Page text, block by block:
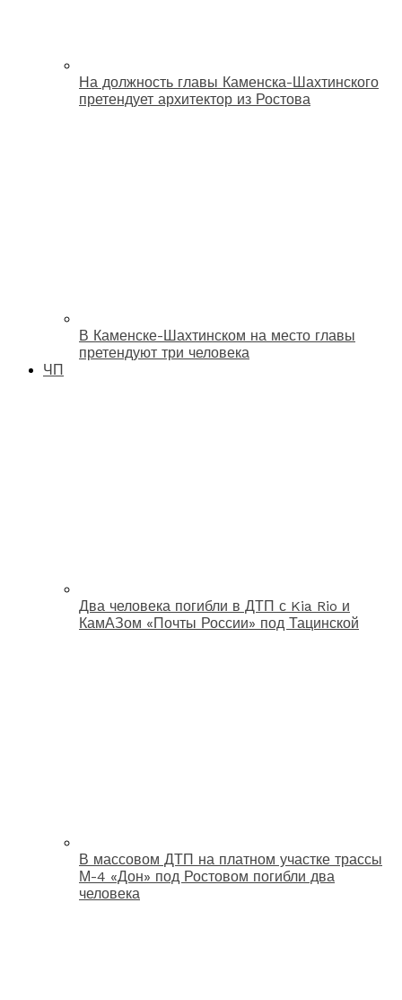
На должность главы Каменска-Шахтинского
претендует архитектор из Ростова
В Каменске-Шахтинском на место главы
претендуют три человека
ЧП
Два человека погибли в ДТП с Kia Rio и
КамАЗом «Почты России» под Тацинской
В массовом ДТП на платном участке трассы
М-4 «Дон» под Ростовом погибли два
человека